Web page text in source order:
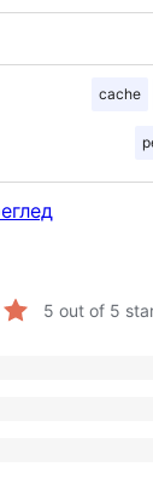
cache
5 out of 5